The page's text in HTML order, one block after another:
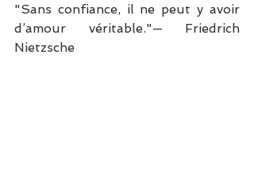
"Sans confiance, il ne peut y avoir
d’amour véritable."— Friedrich
Nietzsche